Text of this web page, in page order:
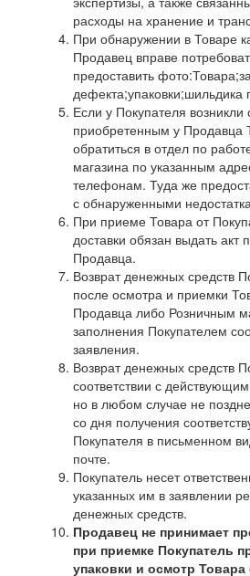
расходы на хранение и
При обнаружении в Товаре
Продавец вправе
предоставить
дефекта;упаковки;шильдика
Если у Покупателя возникли
приобретенным у Продавца
обратиться в отдел по
магазина по указанным
телефонам. Туда же
с обнаруженными
При приеме Товара от
доставки обязан выдать
Продавца.
Возврат денежных средств
после осмотра и приемки
Продавца либо Розничным
заполнения Покупателем
заявления.
Возврат денежных средств
соответствии с
но в любом случае не
со дня получения
Покупателя в письменном
почте.
Покупатель несет
указанных им в заявлении
денежных средств.
Продавец не принимает
при приемке Покупатель
упаковки и осмотр